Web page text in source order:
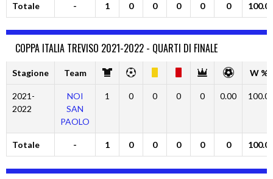
Totale - 1 0 0 0 0 0 100.0
COPPA ITALIA TREVISO 2021-2022 - QUARTI DI FINALE
Stagione Team W %
2021-
2022
NOI
SAN
PAOLO
1 0 0 0 0 0.00 100.0
Totale - 1 0 0 0 0 0 100.0